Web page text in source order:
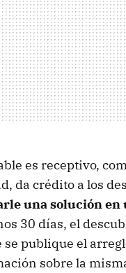
es receptivo,
da crédito a los
una solución en
30 días, el
se publique el
sobre la